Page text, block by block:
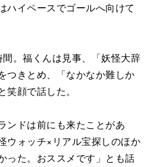
ハイペースでゴールへ向けて
。福くんは見事、「妖怪大辞
つきとめ、「なかなか難しか
顔で話した。
ンドは前にも来たことがあ
ウォッチ×リアル宝探しのほか
った。おススメです」とも話